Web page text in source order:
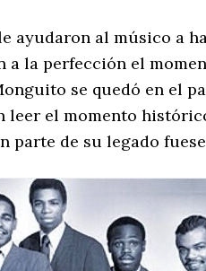
ayudaron al músico a
la perfección el
se quedó en el
el momento
de su legado